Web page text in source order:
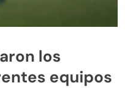
los
equipos